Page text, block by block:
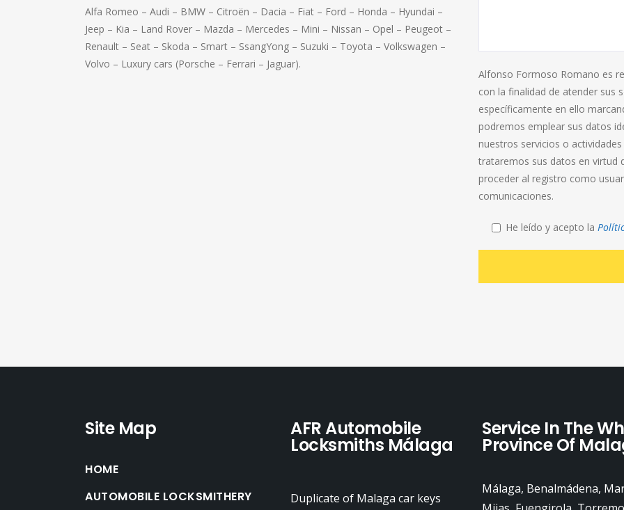
Alfa Romeo – Audi – BMW – Citroën – Dacia – Fiat – Ford – Honda – Hyundai –
Jeep – Kia – Land Rover – Mazda – Mercedes – Mini – Nissan – Opel – Peugeot –
Renault – Seat – Skoda – Smart – SsangYong – Suzuki – Toyota – Volkswagen –
Volvo – Luxury cars (Porsche – Ferrari – Jaguar).
Alfonso Formoso Romano es
con la finalidad de atender sus
específicamente en ello
podremos emplear sus datos
nuestros servicios o
trataremos sus datos en virtud
proceder al registro como
comunicaciones.
He leído y acepto la
Site Map
HOME
AUTOMOBILE LOCKSMITHERY
AFR Automobile
Locksmiths Málaga
Duplicate of Malaga car keys
Service In The
Province Of
Málaga, Benalmádena,